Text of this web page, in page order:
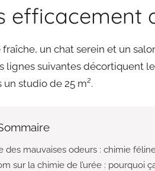
efficacement
un chat serein et un
lignes suivantes décortiquent
studio de 25 m².
des mauvaises odeurs : chimie
sur la chimie de l’urée : pourquoi